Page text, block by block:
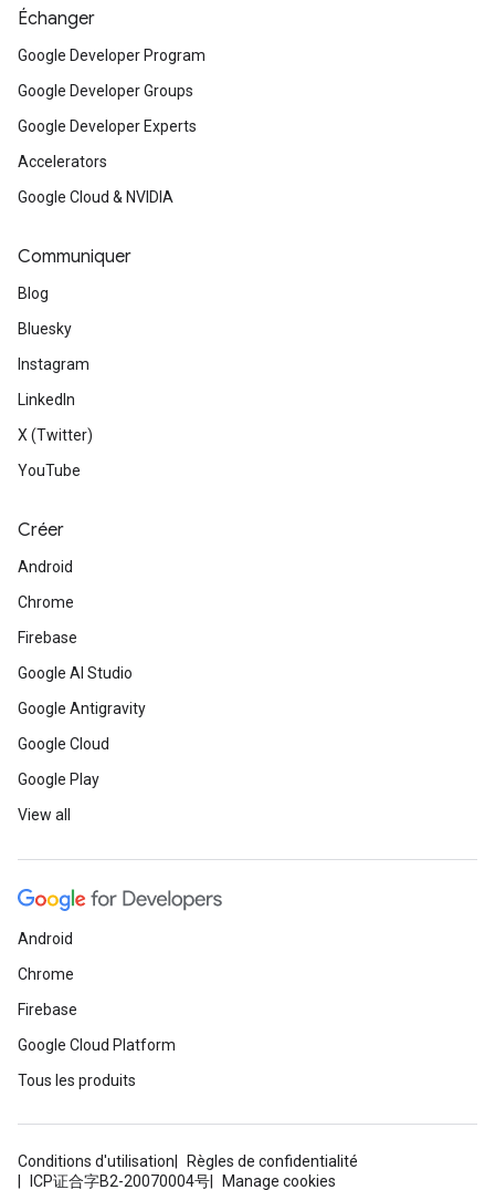
Échanger
Google Developer Program
Google Developer Groups
Google Developer Experts
Accelerators
Google Cloud & NVIDIA
Communiquer
Blog
Bluesky
Instagram
LinkedIn
X (Twitter)
YouTube
Créer
Android
Chrome
Firebase
Google AI Studio
Google Antigravity
Google Cloud
Google Play
View all
Android
Chrome
Firebase
Google Cloud Platform
Tous les produits
Conditions d'utilisation
Règles de confidentialité
ICP证合字B2-20070004号
Manage cookies